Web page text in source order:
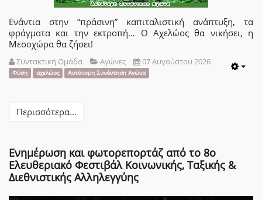
Ενάντια στην “πράσινη” καπιταλιστική ανάπτυξη, τα
φράγματα και την εκτροπή… Ο Αχελώος θα νικήσει, η
Μεσοχώρα θα ζήσει!
Συντακτική Ομάδα Αγώνες 07 Αυγούστου 2026
Φύση αχελώος Αυτόνομη Συνάντηση Αγώνα
Περισσότερα...
Ενημέρωση και φωτορεπορτάζ από το 8ο
Ελευθεριακό Φεστιβάλ Κοινωνικής, Ταξικής &
Διεθνιστικής Αλληλεγγύης